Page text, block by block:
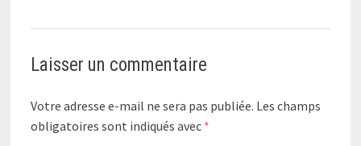
Laisser un commentaire
Votre adresse e-mail ne sera pas publiée. Les champs
obligatoires sont indiqués avec *